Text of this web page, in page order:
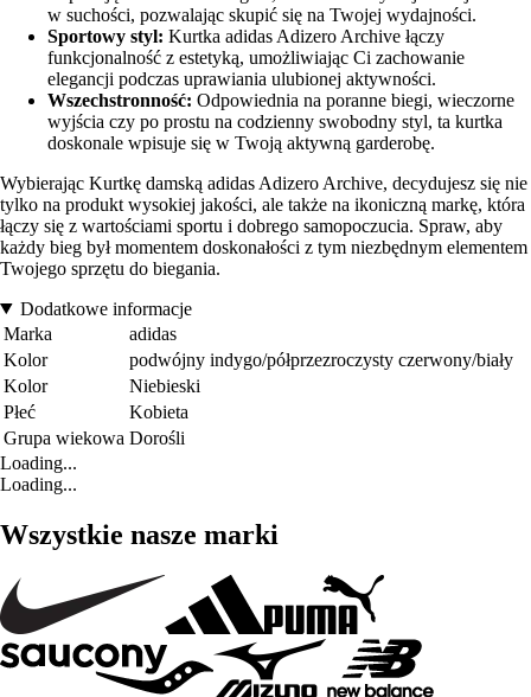
w suchości, pozwalając skupić się na Twojej wydajności.
Sportowy styl: Kurtka adidas Adizero Archive łączy
funkcjonalność z estetyką, umożliwiając Ci zachowanie
elegancji podczas uprawiania ulubionej aktywności.
Wszechstronność: Odpowiednia na poranne biegi, wieczorne
wyjścia czy po prostu na codzienny swobodny styl, ta kurtka
doskonale wpisuje się w Twoją aktywną garderobę.
Wybierając Kurtkę damską adidas Adizero Archive, decydujesz się nie
tylko na produkt wysokiej jakości, ale także na ikoniczną markę, która
łączy się z wartościami sportu i dobrego samopoczucia. Spraw, aby
każdy bieg był momentem doskonałości z tym niezbędnym elementem
Twojego sprzętu do biegania.
Dodatkowe informacje
Marka
adidas
Kolor
podwójny indygo/półprzezroczysty czerwony/biały
Kolor
Niebieski
Płeć
Kobieta
Grupa wiekowa Dorośli
Loading...
Loading...
Wszystkie nasze marki